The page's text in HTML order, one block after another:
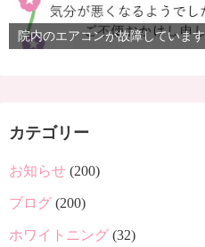
院内のエアコンが故障しています
カテゴリー
お知らせ (200)
ブログ (200)
ホワイトニング (32)